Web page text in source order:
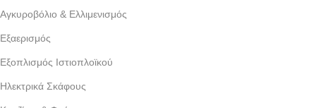
Αγκυροβόλιο & Ελλιμενισμός
Εξαερισμός
Εξοπλισμός Ιστιοπλοϊκού
Ηλεκτρικά Σκάφους